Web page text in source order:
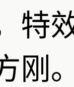
特
刚